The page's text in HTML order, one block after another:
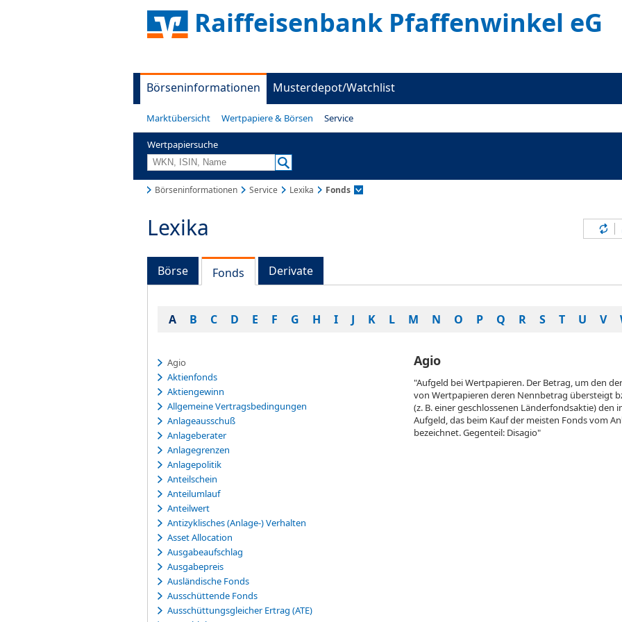
Raiffeisenbank Pfaffenwinkel eG
Börseninformationen Musterdepot/Watchlist
Marktübersicht Wertpapiere & Börsen Service
Wertpapiersuche
Börseninformationen Service Lexika Fonds
Lexika
Börse Fonds Derivate
A B C D E F G H I J K L M N O P Q R S T U V
Agio
Aktienfonds
Aktiengewinn
Allgemeine Vertragsbedingungen
Anlageausschuß
Anlageberater
Anlagegrenzen
Anlagepolitik
Anteilschein
Anteilumlauf
Anteilwert
Antizyklisches (Anlage-) Verhalten
Asset Allocation
Ausgabeaufschlag
Ausgabepreis
Ausländische Fonds
Ausschüttende Fonds
Ausschüttungsgleicher Ertrag (ATE)
Agio
"Aufgeld bei Wertpapieren. Der Betrag, um den
von Wertpapieren deren Nennbetrag übersteigt
(z. B. einer geschlossenen Länderfondsaktie) den
Aufgeld, das beim Kauf der meisten Fonds vom
bezeichnet. Gegenteil: Disagio"